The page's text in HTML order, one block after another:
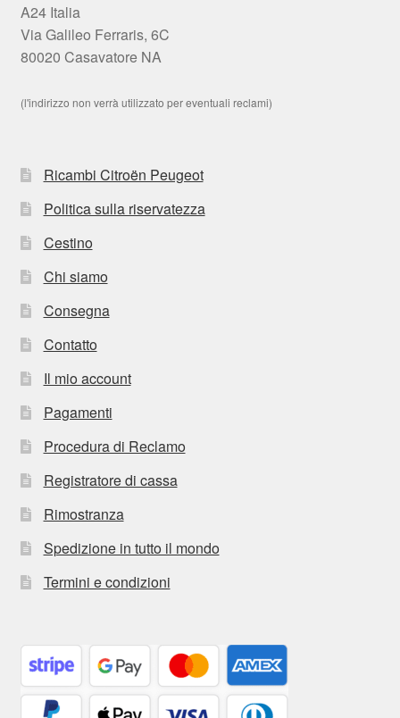
A24 Italia
Via Galileo Ferraris, 6C
80020 Casavatore NA
(l'indirizzo non verrà utilizzato per eventuali reclami)
Ricambi Citroën Peugeot
Politica sulla riservatezza
Cestino
Chi siamo
Consegna
Contatto
Il mio account
Pagamenti
Procedura di Reclamo
Registratore di cassa
Rimostranza
Spedizione in tutto il mondo
Termini e condizioni